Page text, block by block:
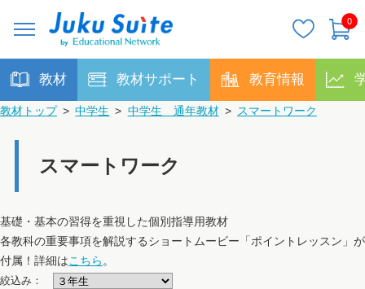
0
教材 教材サポート 教育情報
教材トップ > 中学生 > 中学生 通年教材 > スマートワーク
スマートワーク
基礎・基本の習得を重視した個別指導用教材
各教科の重要事項を解説するショートムービー「ポイントレッスン」が
付属！詳細はこちら 。
絞込み：